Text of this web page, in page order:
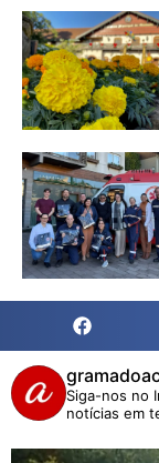
Siga-nos no
notícias em